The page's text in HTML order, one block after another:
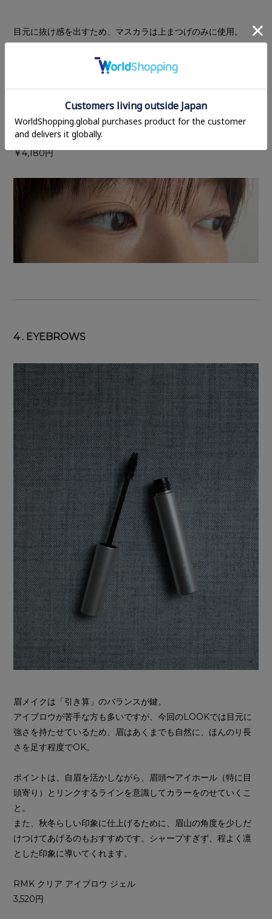
目元に抜け感を出すため、マスカラは上まつげのみに使用。
げていきます。使用するのは、ナチュラルな美しさを引き立て
フェザーのような軽やかさで、太くなりすぎず、本来のまつ毛
をふわっと際立たせてくれる仕上がりです。
RMK フェザー ウィスプ マスカラ 04 ウィスパー ブラック
￥4,180円
4 . EYEBROWS
眉メイクは「引き算」のバランスが鍵。
アイブロウが苦手な方も多いですが、今回のLOOKでは目元に
強さを持たせているため、眉はあくまでも自然に、ほんのり長
さを足す程度でOK。
ポイントは、自眉を活かしながら、眉頭〜アイホール（特に目
頭寄り）とリンクするラインを意識してカラーをのせていくこ
と。
また、秋冬らしい印象に仕上げるために、眉山の角度を少しだ
けつけてあげるのもおすすめです。シャープすぎず、程よく凛
とした印象に導いてくれます。
RMK クリア アイブロウ ジェル
3,520円